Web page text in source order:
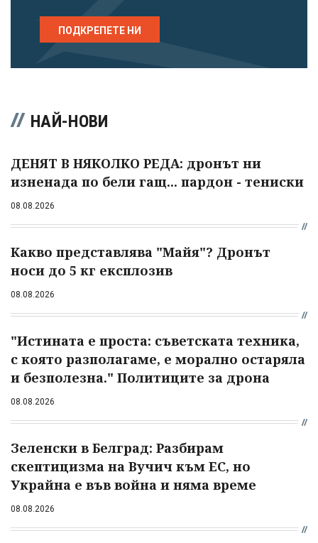
ПОДКРЕПЕТЕ НИ
НАЙ-НОВИ
ДЕНЯТ В НЯКОЛКО РЕДА: дронът ни
изненада по бели гащ... пардон - тениски
08.08.2026
Какво представлява "Майя"? Дронът
носи до 5 кг експлозив
08.08.2026
"Истината е проста: съветската техника,
с която разполагаме, е морално остаряла
и безполезна." Политиците за дрона
08.08.2026
Зеленски в Белград: Разбирам
скептицизма на Вучич към ЕС, но
Украйна е във война и няма време
08.08.2026